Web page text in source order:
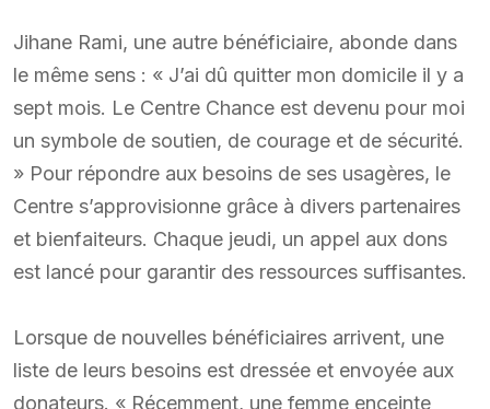
Jihane Rami, une autre bénéficiaire, abonde dans
le même sens : « J’ai dû quitter mon domicile il y a
sept mois. Le Centre Chance est devenu pour moi
un symbole de soutien, de courage et de sécurité.
» Pour répondre aux besoins de ses usagères, le
Centre s’approvisionne grâce à divers partenaires
et bienfaiteurs. Chaque jeudi, un appel aux dons
est lancé pour garantir des ressources suffisantes.
Lorsque de nouvelles bénéficiaires arrivent, une
liste de leurs besoins est dressée et envoyée aux
donateurs. « Récemment, une femme enceinte